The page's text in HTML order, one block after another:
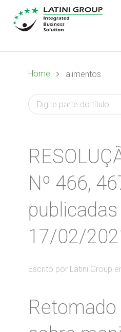
Home alimentos
Nº 466,
17/02/
Escrito por Latini Group